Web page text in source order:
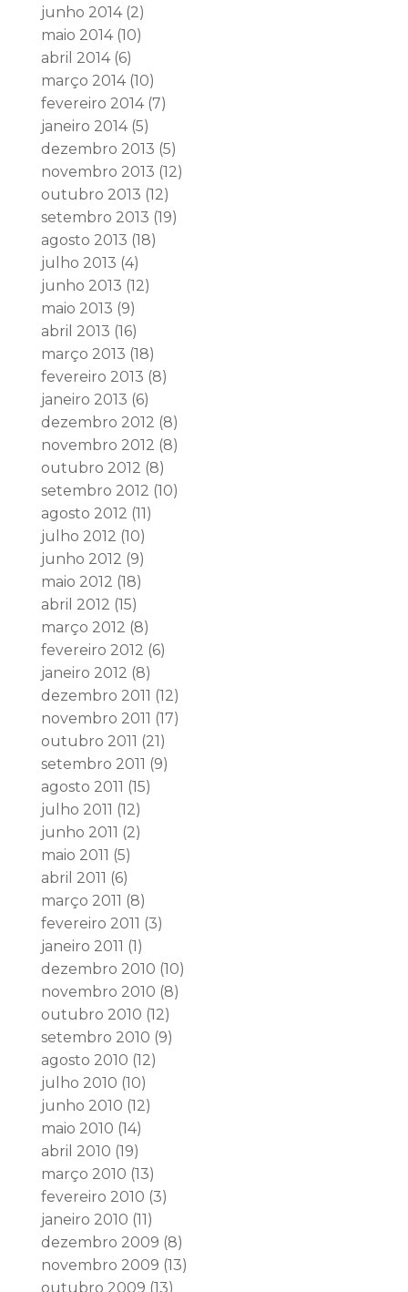
junho 2014(2)
maio 2014(10)
abril 2014(6)
março 2014(10)
fevereiro 2014(7)
janeiro 2014(5)
dezembro 2013 (5)
novembro 2013 (12)
outubro 2013 (12)
setembro 2013 (19)
agosto 2013 (18)
julho 2013 (4)
junho 2013 (12)
maio 2013 (9)
abril 2013 (16)
março 2013 (18)
fevereiro 2013 (8)
janeiro 2013 (6)
dezembro 2012 (8)
novembro 2012 (8)
outubro 2012 (8)
setembro 2012 (10)
agosto 2012 (11)
julho 2012 (10)
junho 2012 (9)
maio 2012 (18)
abril 2012 (15)
março 2012 (8)
fevereiro 2012 (6)
janeiro 2012 (8)
dezembro 2011 (12)
novembro 2011 (17)
outubro 2011 (21)
setembro 2011 (9)
agosto 2011 (15)
julho 2011 (12)
junho 2011 (2)
maio 2011 (5)
abril 2011 (6)
março 2011 (8)
fevereiro 2011 (3)
janeiro 2011 (1)
dezembro 2010 (10)
novembro 2010 (8)
outubro 2010 (12)
setembro 2010 (9)
agosto 2010 (12)
julho 2010 (10)
junho 2010 (12)
maio 2010 (14)
abril 2010 (19)
março 2010 (13)
fevereiro 2010 (3)
janeiro 2010 (11)
dezembro 2009 (8)
novembro 2009 (13)
outubro 2009 (13)